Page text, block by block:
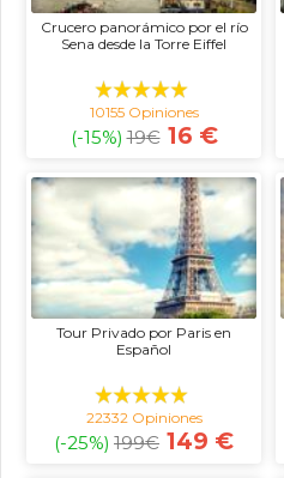
Crucero panorámico por el río
Sena desde la Torre Eiffel
10155 Opiniones
(-15%) 19€ 16 €
Tour Privado por Paris en
Español
22332 Opiniones
(-25%) 199€ 149 €